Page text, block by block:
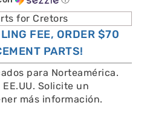
FEE, ORDER $70
PARTS!
para Norteamérica.
Solicite un
más información.